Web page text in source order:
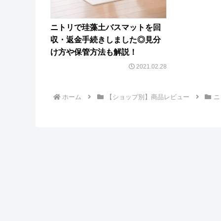
ニトリで珪藻土バスマットを回
収・返金手続きしました◎見分
け方や保管方法も解説！
2021.02.28
ホーム 【ショップ別】商品レビュー